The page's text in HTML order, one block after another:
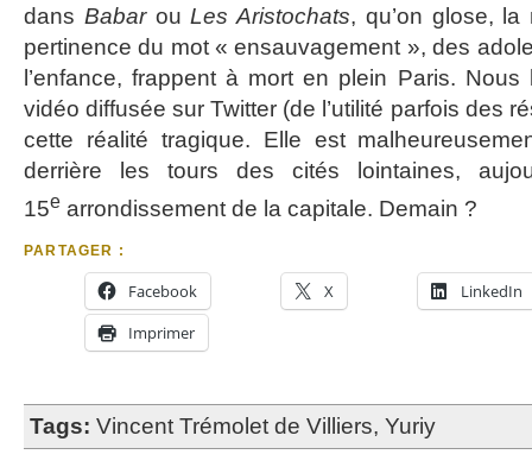
dans Babar ouLes Aristochats, qu’on glose,
pertinence du mot « ensauvagement », des
l’enfance, frappent à mort en plein Paris. Nous
vidéo diffusée sur Twitter (de l’utilité parfois des
cette réalité tragique. Elle est
derrière les tours des cités lointaines,
15e arrondissement de la capitale. Demain ?
PARTAGER :
Facebook X
LinkedIn
Imprimer
Tags: Vincent Trémolet de Villiers, Yuriy